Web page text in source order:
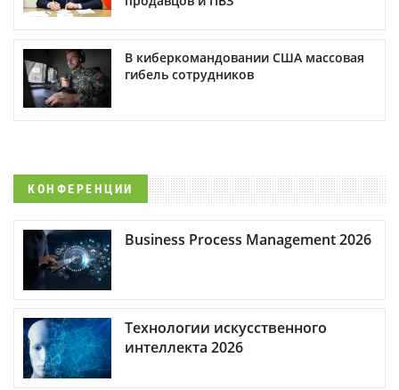
В киберкомандовании США массовая
гибель сотрудников
КОНФЕРЕНЦИИ
Business Process Management 2026
Технологии искусственного
интеллекта 2026